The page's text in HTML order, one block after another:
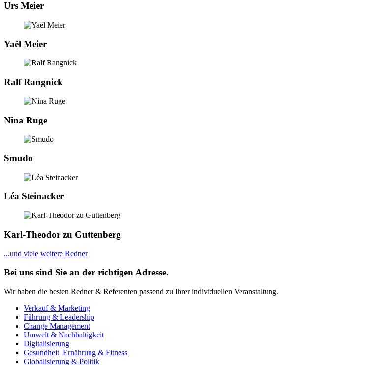
Urs Meier
Yaël Meier
Ralf Rangnick
Nina Ruge
Smudo
Léa Steinacker
Karl-Theodor zu Guttenberg
...und viele weitere Redner
Bei uns sind Sie an der richtigen Adresse.
Wir haben die besten Redner & Referenten passend zu Ihrer individuellen Veranstaltung.
Verkauf & Marketing
Führung & Leadership
Change Management
Umwelt & Nachhaltigkeit
Digitalisierung
Gesundheit, Ernährung & Fitness
Globalisierung & Politik